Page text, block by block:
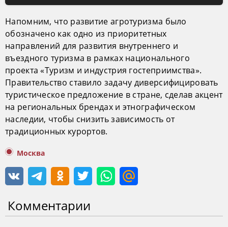
Напомним, что развитие агротуризма было
обозначено как одно из приоритетных
направлений для развития внутреннего и
въездного туризма в рамках национального
проекта «Туризм и индустрия гостеприимства».
Правительство ставило задачу диверсифицировать
туристическое предложение в стране, сделав акцент
на региональных брендах и этнографическом
наследии, чтобы снизить зависимость от
традиционных курортов.
Москва
Комментарии